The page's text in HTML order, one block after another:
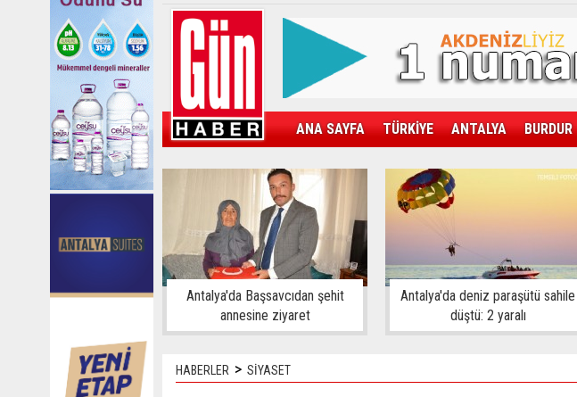
ANA SAYFA TÜRKİYE ANTALYA BURDUR
KAMPÜS SPOR GÜN'ÜN ÜRÜNÜ SAĞLIK EKONOMİ DÜNYA
Antalya'da Başsavcıdan şehit
annesine ziyaret
Antalya'da deniz paraşütü sahile
düştü: 2 yaralı
HABERLER > SİYASET